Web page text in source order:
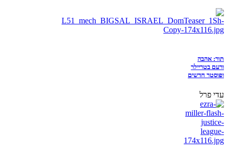
תור: אהבה
ורעם בטריילר
ופוסטר חדשים
עדי פרל